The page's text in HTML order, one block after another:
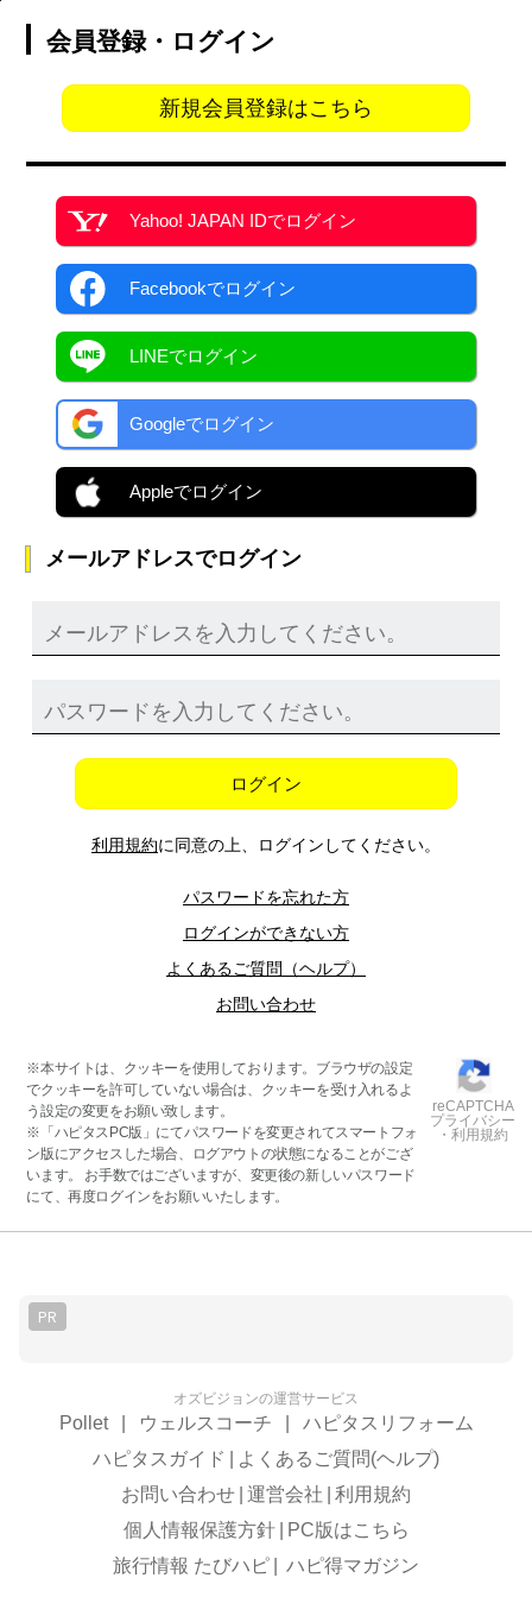
会員登録・ログイン
新規会員登録はこちら
Yahoo! JAPAN IDでログイン
Facebookでログイン
LINEでログイン
Googleでログイン
Appleでログイン
メールアドレスでログイン
ログイン
利用規約に同意の上、ログインしてください。
パスワードを忘れた方
ログインができない方
よくあるご質問（ヘルプ）
お問い合わせ
※本サイトは、クッキーを使用しております。ブラウザの設定
でクッキーを許可していない場合は、クッキーを受け入れるよ
う設定の変更をお願い致します。
※「ハピタスPC版」にてパスワードを変更されてスマートフォ
ン版にアクセスした場合、ログアウトの状態になることがござ
います。 お手数ではございますが、変更後の新しいパスワード
にて、再度ログインをお願いいたします。
reCAPTCHA
プライバシー
・利用規約
PR
オズビジョンの運営サービス
Pollet ウェルスコーチ
ハピタスリフォーム
ハピタスガイド
よくあるご質問(ヘルプ)
お問い合わせ 運営会社
利用規約
個人情報保護方針
PC版はこちら
旅行情報 たびハピ
ハピ得マガジン